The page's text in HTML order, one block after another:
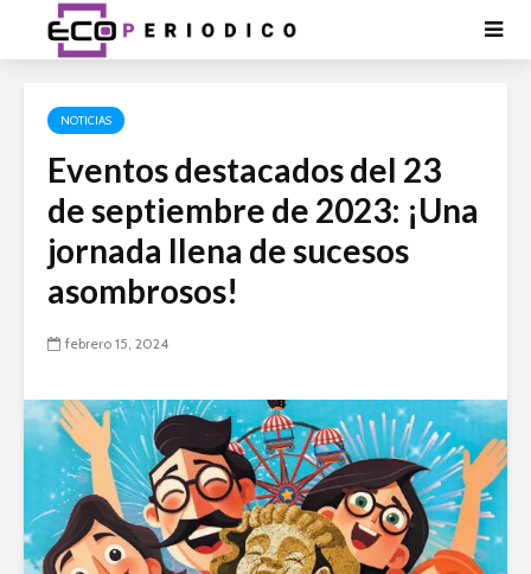
NOTICIAS
Eventos destacados del 23
de septiembre de 2023: ¡Una
jornada llena de sucesos
asombrosos!
febrero 15, 2024